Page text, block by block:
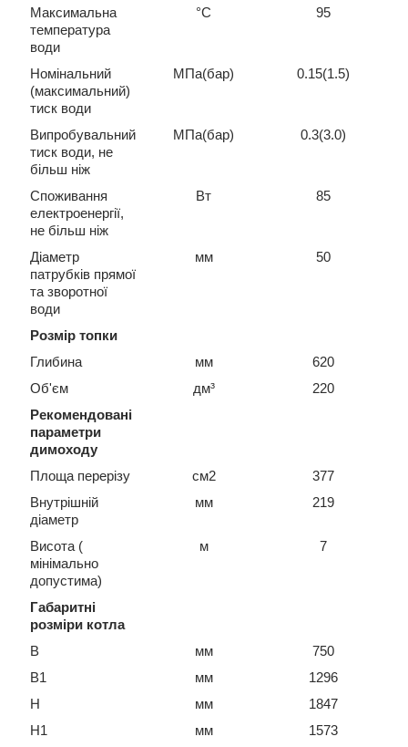
Максимальна
температура
води
°С 95
Номінальний
(максимальний)
тиск води
МПа(бар) 0.15(1.5)
Випробувальний
тиск води, не
більш ніж
МПа(бар) 0.3(3.0)
Споживання
електроенергії,
не більш ніж
Вт 85
Діаметр
патрубків прямої
та зворотної
води
мм 50
Розмір топки
Глибина
мм
620
Об'єм
дм³
220
Рекомендовані
параметри
димоходу
Площа перерізу
см2
377
Внутрішній
діаметр
мм 219
Висота (
мінімально
допустима)
м 7
Габаритні
розміри котла
B
мм
750
В1
мм
1296
H
мм
1847
H1
мм
1573